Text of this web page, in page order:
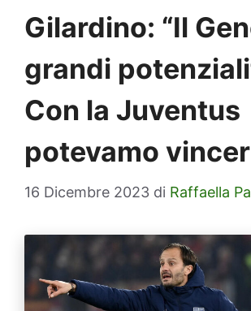
Gilardino: “Il
grandi
Con la Juventus
potevamo
16 Dicembre 2023 di Raffaella